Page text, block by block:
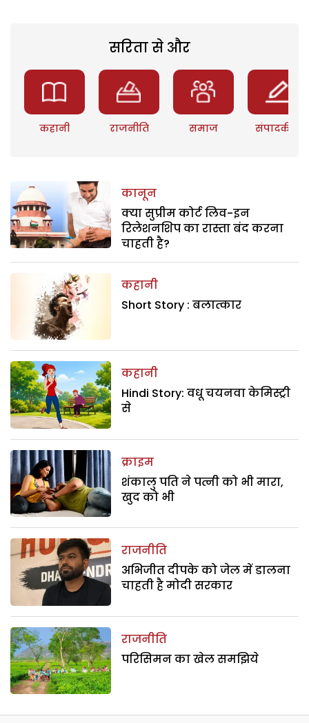
सरिता से और
कहानी राजनीति समाज संपादकीय
कानून
क्या सुप्रीम कोर्ट लिव-इन
रिलेशनशिप का रास्ता बंद करना
चाहती है?
कहानी
Short Story : बलात्कार
कहानी
Hindi Story: वधू चयनवा केमिस्ट्री
से
क्राइम
शंकालु पति ने पत्नी को भी मारा,
खुद को भी
राजनीति
अभिजीत दीपके को जेल में डालना
चाहती है मोदी सरकार
राजनीति
परिसिमन का खेल समझिये